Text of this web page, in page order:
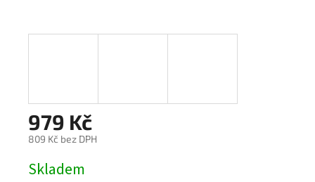
979 Kč
809 Kč bez DPH
cena:
Skladem